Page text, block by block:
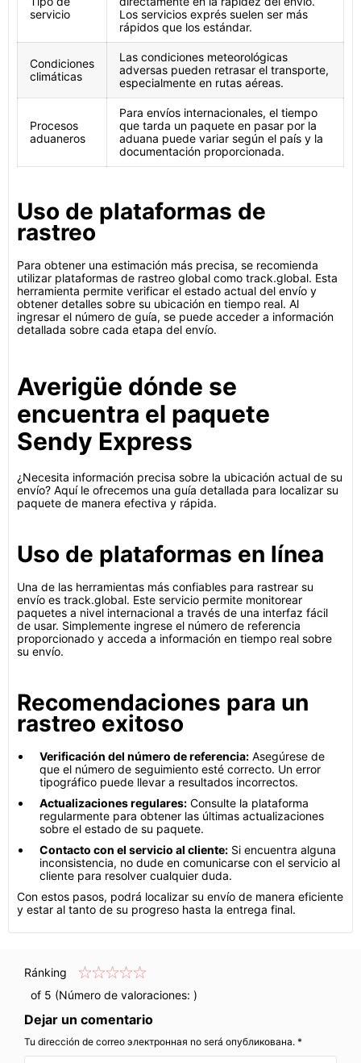
servicio
Los servicios exprés suelen ser más
rápidos que los estándar.
Condiciones
climáticas
Las condiciones meteorológicas
adversas pueden retrasar el transporte,
especialmente en rutas aéreas.
Procesos
aduaneros
Para envíos internacionales, el tiempo
que tarda un paquete en pasar por la
aduana puede variar según el país y la
documentación proporcionada.
Uso de plataformas de
rastreo
Para obtener una estimación más precisa, se recomienda
utilizar plataformas de rastreo global como track.global. Esta
herramienta permite verificar el estado actual del envío y
obtener detalles sobre su ubicación en tiempo real. Al
ingresar el número de guía, se puede acceder a información
detallada sobre cada etapa del envío.
Averigüe dónde se
encuentra el paquete
Sendy Express
¿Necesita información precisa sobre la ubicación actual de su
envío? Aquí le ofrecemos una guía detallada para localizar su
paquete de manera efectiva y rápida.
Uso de plataformas en línea
Una de las herramientas más confiables para rastrear su
envío es track.global. Este servicio permite monitorear
paquetes a nivel internacional a través de una interfaz fácil
de usar. Simplemente ingrese el número de referencia
proporcionado y acceda a información en tiempo real sobre
su envío.
Recomendaciones para un
rastreo exitoso
Verificación del número de referencia: Asegúrese de
que el número de seguimiento esté correcto. Un error
tipográfico puede llevar a resultados incorrectos.
Actualizaciones regulares: Consulte la plataforma
regularmente para obtener las últimas actualizaciones
sobre el estado de su paquete.
Contacto con el servicio al cliente: Si encuentra alguna
inconsistencia, no dude en comunicarse con el servicio al
cliente para resolver cualquier duda.
Con estos pasos, podrá localizar su envío de manera eficiente
y estar al tanto de su progreso hasta la entrega final.
Ránking
of 5 (Número de valoraciones: )
Dejar un comentario
Tu dirección de correo электронная no será опубликована. *